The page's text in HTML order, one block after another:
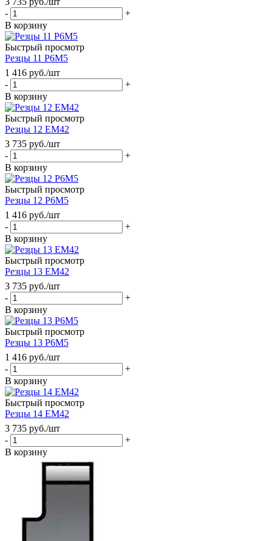
-
+
В корзину
Быстрый просмотр
Резцы 11 Р6М5
1 416 руб./шт
-
+
В корзину
Быстрый просмотр
Резцы 12 ЕМ42
3 735 руб./шт
-
+
В корзину
Быстрый просмотр
Резцы 12 Р6М5
1 416 руб./шт
-
+
В корзину
Быстрый просмотр
Резцы 13 ЕМ42
3 735 руб./шт
-
+
В корзину
Быстрый просмотр
Резцы 13 Р6М5
1 416 руб./шт
-
+
В корзину
Быстрый просмотр
Резцы 14 ЕМ42
3 735 руб./шт
-
+
В корзину